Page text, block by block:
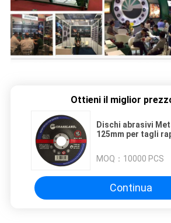
Ottieni il miglior
Dischi abrasivi
125mm per tagli
MOQ： 10000 PCS
Continua